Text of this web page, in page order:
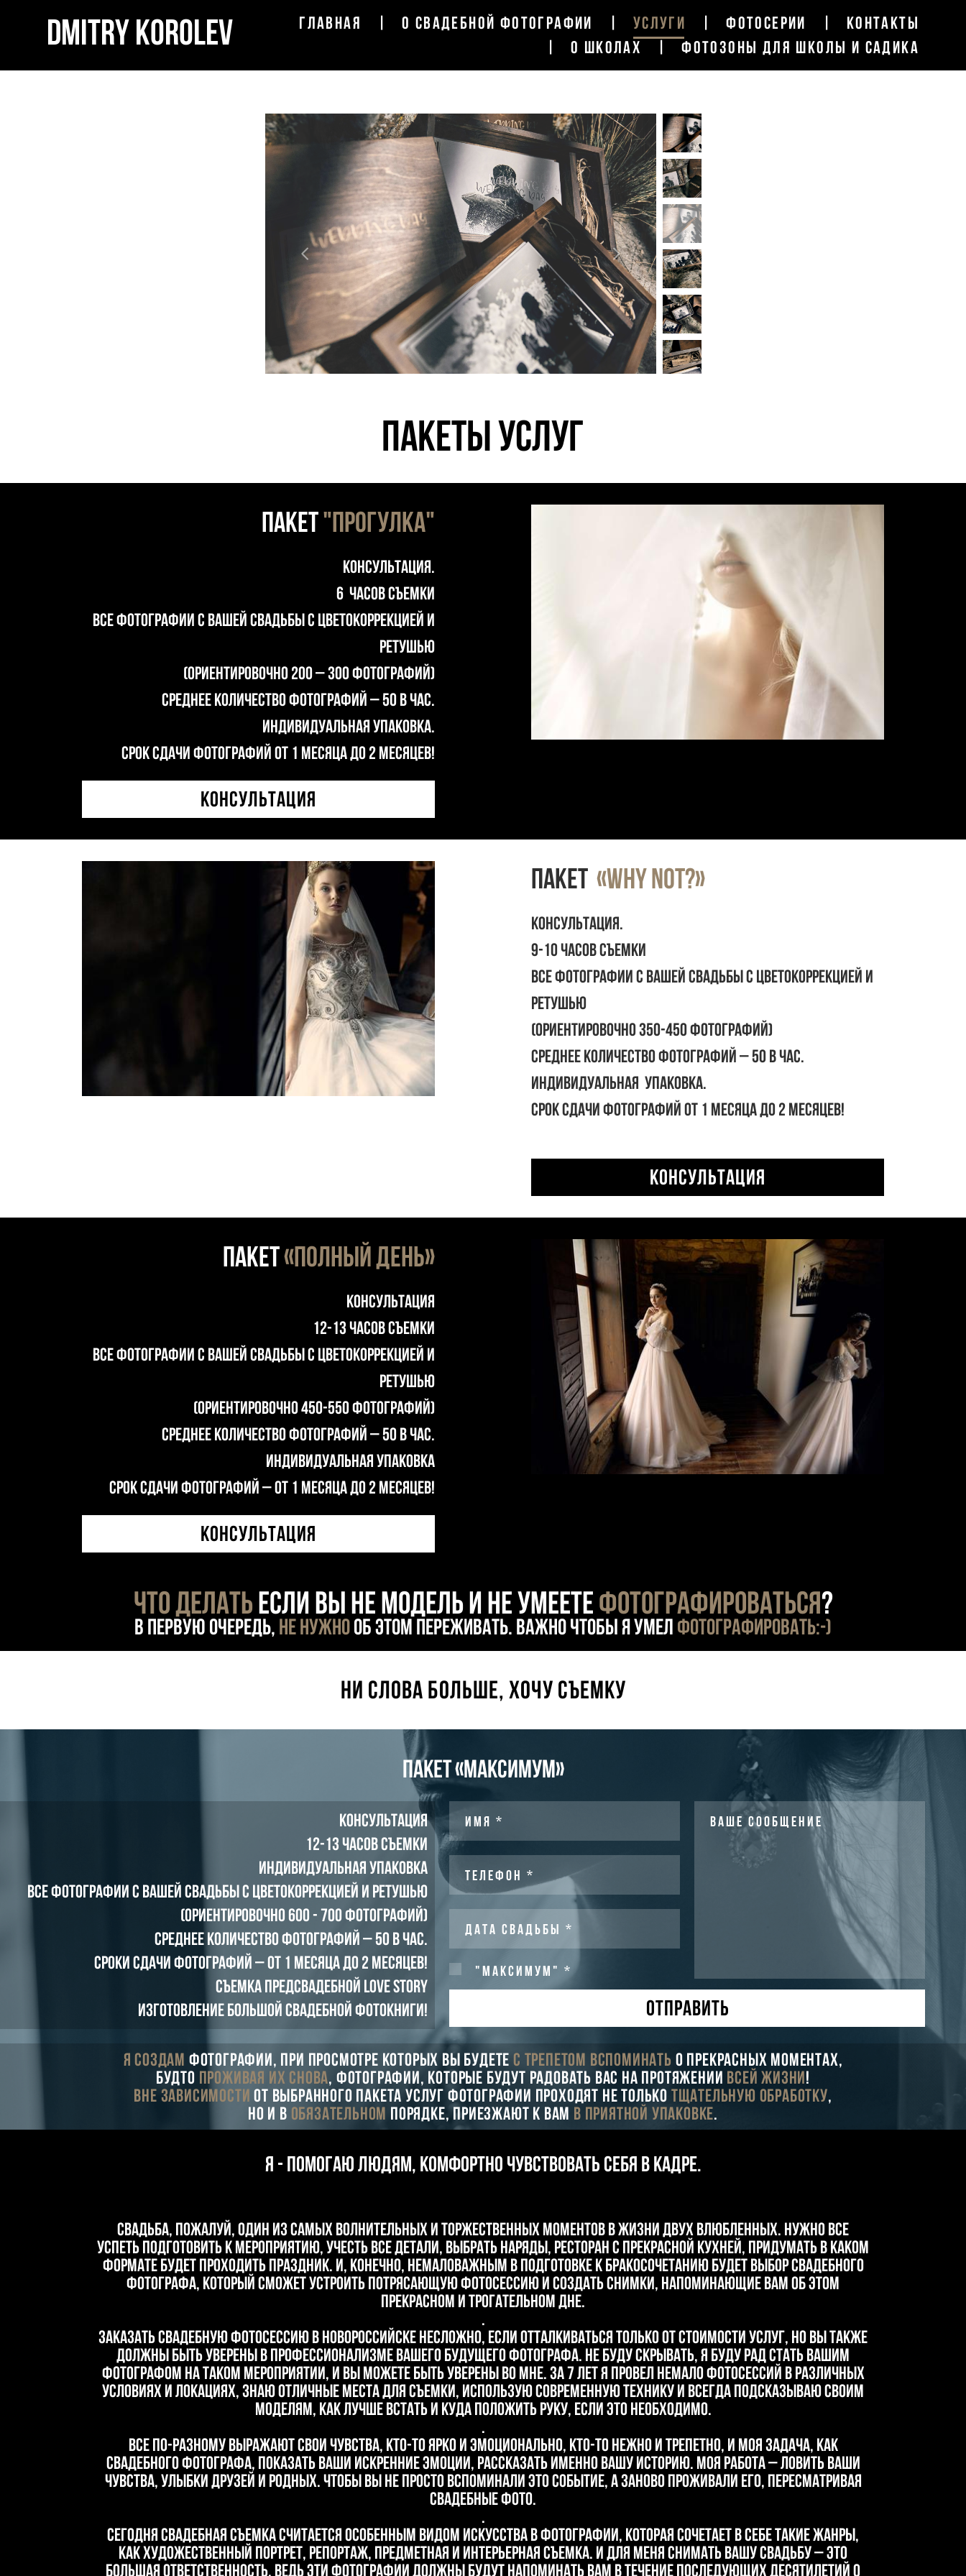
Dmitry Korolev ГЛАВНАЯ О СВАДЕБНОЙ ФОТОГРАФИИ УСЛУГИ ФОТОСЕРИИ
КОНТАКТЫ
О ШКОЛАХ ФОТОЗОНЫ ДЛЯ ШКОЛЫ И САДИКА
пакеты услуг
ПАКЕТ"ПРОГУЛКА"
Консультация.
6 часов съемки
ВСЕ фотографии с вашей свадьбы с цветокоррекцией и
РЕТУШЬЮ
(ориентировочно 200 – 300 фотографий)
Среднее количество фотографий – 50 в час.
Индивидуальная упаковка.
Срок сдачи фотографий от 1 месяца до 2 месяцев!
КОНСУЛЬТАЦИЯ
ПАКЕТ «WHY NOT?»
Консультация.
9-10 часов съемки
ВСЕ фотографии с вашей свадьбы с цветокоррекцией и
РЕТУШЬЮ
(ориентировочно 350-450 фотографий)
Среднее количество фотографий – 50 в час.
Индивидуальная упаковка.
Срок сдачи фотографий от 1 месяца до 2 месяцев!
КОНСУЛЬТАЦИЯ
ПАКЕТ«ПОЛНЫЙ ДЕНЬ»
Консультация
12-13 часов съемки
ВСЕ фотографии с вашей свадьбы с цветокоррекцией и
РЕТУШЬЮ
(ориентировочно 450-550 фотографий)
Среднее количество фотографий – 50 в час.
Индивидуальная упаковка
Срок сдачи фотографий – от 1 месяца до 2 месяцев!
КОНСУЛЬТАЦИЯ
Что делатьесли вы не модель и не умеетефотографироваться?
В первую очередь, не нужнооб этом переживать. Важно чтобы я умел фотографировать:-)
ни слова больше, хочу съемку
ПАКЕТ«МАКСИМУМ»
Консультация
12-13 часов съемки
Индивидуальная упаковка
ВСЕ фотографии с вашей свадьбы с цветокоррекцией и РЕТУШЬЮ
(ориентировочно 600 - 700 фотографий)
Среднее количество фотографий – 50 в час.
Сроки сдачи фотографий – от 1 месяца до 2 месяцев!
Съемка предсвадебной Love Story
Изготовление большой свадебной фотокниги!
ИМЯ *
ТЕЛЕФОН *
ДАТА СВАДЬБЫ *
"МАКСИМУМ" *
ВАШЕ СООБЩЕНИЕ
ОТПРАВИТЬ
Я создам фотографии, при просмотре которых вы будетес трепетом вспоминать о прекрасных моментах,
будто проживая их снова, фотографии, которые будут радовать вас на протяжении всей жизни!
Вне зависимости от выбранного пакета услуг фотографии проходят не только тщательную обработку,
но и в обязательном порядке, приезжают к вам в приятной упаковке.
Я - Помогаю людям, комфортно чувствовать себя в кадре.
Свадьба, пожалуй, один из самых волнительных и торжественных моментов в жизни двух влюбленных. Нужно все
успеть подготовить к мероприятию, учесть все детали, выбрать наряды, ресторан с прекрасной кухней, придумать в каком
формате будет проходить праздник. И, конечно, немаловажным в подготовке к бракосочетанию будет выбор свадебного
фотографа, который сможет устроить потрясающую фотосессию и создать снимки, напоминающие вам об этом
прекрасном и трогательном дне.
.
Заказать свадебную фотосессию в Новороссийске несложно, если отталкиваться только от стоимости услуг, но вы также
должны быть уверены в профессионализме вашего будущего фотографа. Не буду скрывать, я буду рад стать вашим
фотографом на таком мероприятии, и вы можете быть уверены во мне. За 7 лет я провел немало фотосессий в различных
условиях и локациях, знаю отличные места для съемки, использую современную технику и всегда подсказываю своим
моделям, как лучше встать и куда положить руку, если это необходимо.
.
Все по-разному выражают свои чувства, кто-то ярко и эмоционально, кто-то нежно и трепетно, и моя задача, как
свадебного фотографа, показать ваши искренние эмоции, рассказать именно вашу историю. Моя работа – ловить ваши
чувства, улыбки друзей и родных. Чтобы вы не просто вспоминали это событие, а заново проживали его, пересматривая
свадебные фото.
.
Сегодня свадебная съемка считается особенным видом искусства в фотографии, которая сочетает в себе такие жанры,
как художественный портрет, репортаж, предметная и интерьерная съемка. И для меня снимать вашу свадьбу – это
большая ответственность, ведь эти фотографии должны будут напоминать вам в течение последующих десятилетий о